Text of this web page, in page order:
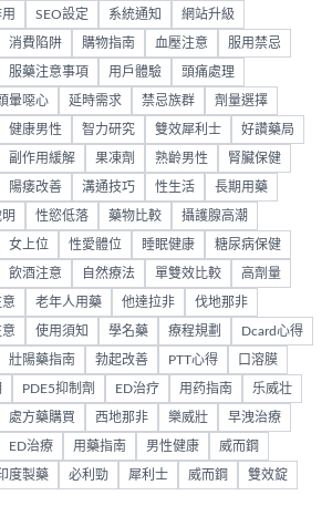
SEO設定 系統通知 網站升級
消費陷阱 購物指南 血壓注意 服用禁忌
服藥注意事項 用戶體驗 頭痛處理
暈噁心 延時需求 禁忌族群 劑量選擇
健康男性 智力研究 雙效犀利士 好讚藥局
副作用緩解 果凍劑 熟齡男性 腎臟保健
陽痿改善 溝通技巧 性生活 長期用藥
性慾低落 藥物比較 攝護腺高潮
女上位 性愛體位 睡眠健康 糖尿病保健
飲酒注意 自然療法 單雙效比較 高劑量
意 老年人用藥 他達拉非 伐地那非
意 使用須知 學名藥 療程規劃 Dcard心得
壯陽藥指南 勃起改善 PTT心得 口溶膜
PDE5抑制劑 ED治疗 用药指南 乐威壮
處方藥購買 西地那非 樂威壯 早洩治療
ED治療 用藥指南 男性健康 威而鋼
度製藥 必利勁 犀利士 威而鋼 雙效錠